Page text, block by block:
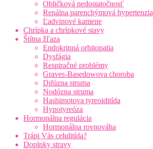
Obličková nedostatočnosť
Renálna parenchýmová hypertenzia
Ľadvinové kamene
Chrípka a chrípkové stavy
Štítna žľaza
Endokrinná orbitopatia
Dysfágia
Respiračné problémy
Graves-Basedowova choroba
Difúzna struma
Nodózna struma
Hashimotova tyreoiditída
Hypotyreóza
Hormonálna regulácia
Hormonálna rovnováha
Trápi Vás celulitída?
Doplnky stravy